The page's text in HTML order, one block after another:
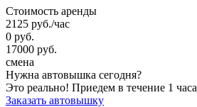
Стоимость аренды
2125 руб./час
0 руб.
17000 руб.
смена
Нужна автовышка сегодня?
Это реально! Приедем в течение 1 часа
Заказать автовышку